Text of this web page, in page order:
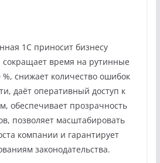
1С приносит бизнесу
время на рутинные
снижает количество ошибок
даёт оперативный доступ к
обеспечивает прозрачность
позволяет масштабировать
компании и гарантирует
законодательства.